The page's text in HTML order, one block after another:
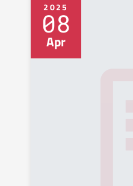
2025
08
Apr